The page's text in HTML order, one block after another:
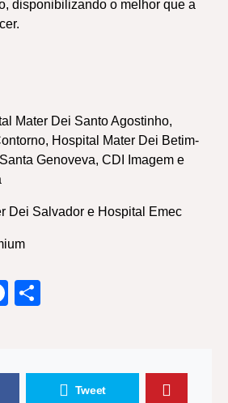
disponibilizando o melhor que a
Mater Dei Santo Agostinho,
Hospital Mater Dei Betim-
Genoveva, CDI Imagem e
Dei Salvador e Hospital Emec
Facebook
Tweet